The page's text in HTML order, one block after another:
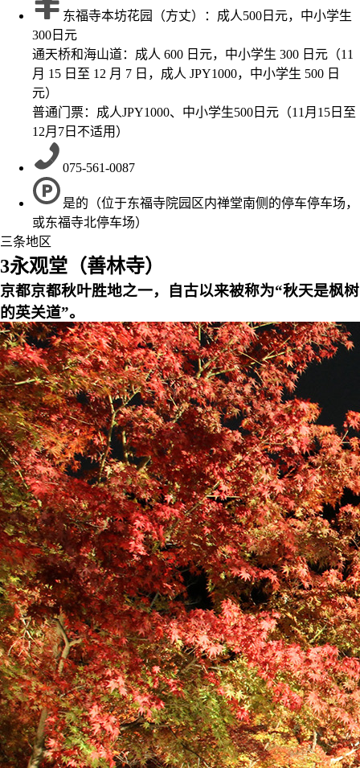
东福寺本坊花园（方丈）：成人500日元，中小学生
300日元
通天桥和海山道：成人 600 日元，中小学生 300 日元（11
月 15 日至 12 月 7 日，成人 JPY1000，中小学生 500 日
元）
普通门票：成人JPY1000、中小学生500日元（11月15日至
12月7日不适用）
075-561-0087
是的（位于东福寺院园区内禅堂南侧的停车停车场，
或东福寺北停车场）
三条地区
3永观堂（善林寺）
京都京都秋叶胜地之一，自古以来被称为“秋天是枫树
的英关道”。